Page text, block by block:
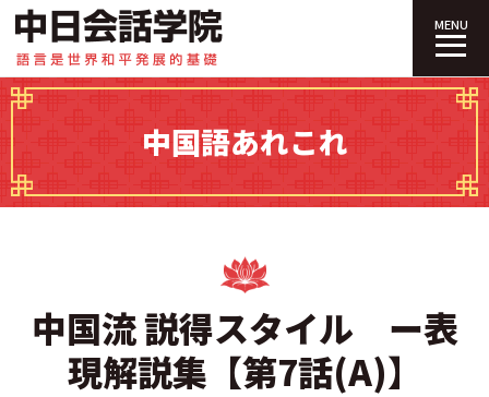
中日会話学院
MENU
中国語あれこれ
中国流 説得スタイル ー表
現解説集【第7話(A)】